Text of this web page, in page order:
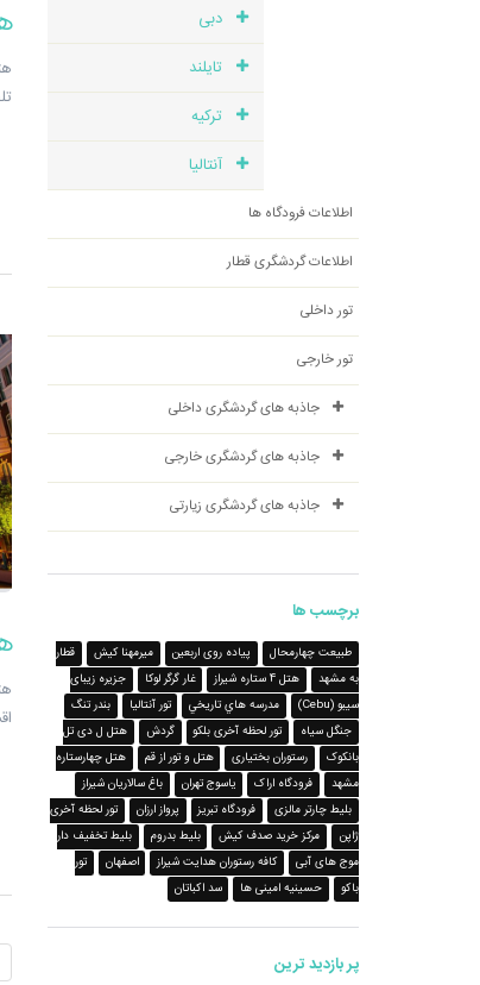
دبی
تایلند
ترکیه
آنتالیا
اطلاعات فرودگاه ها
اطلاعات گردشگری قطار
تور داخلی
تور خارجی
جاذبه های گردشگری داخلی
جاذبه های گردشگری خارجی
جاذبه های گردشگری زیارتی
برچسب ها
طبیعت چهارمحال پیاده روی اربعین میرمهنا کیش
قطار
به مشهد
هتل 4 ستاره شیراز غار گرگر لوکا
جزیره‌ زیبای
سیبو (Cebu)
مدرسه هاي تاريخي تور آنتالیا
بندر تنگ
جنگل سیاه
تور لحظه آخری بلکو گردش
هتل ل دی تل
بانکوک
رستوران بختیاری هتل و تور از قم
هتل چهارستاره
مشهد
فرودگاه اراک یاسوج تهران
باغ سالاریان شیراز
بلیط چارتر مالزی
فرودگاه تبریز پرواز ارزان
تور لحظه آخری
ژاپن
مرکز خرید صدف کیش بلیط بدروم
بلیط تخفیف دار
موج های آبی
کافه رستوران هدایت شیراز اصفهان
تور
باکو
حسینیه امینی ها سد اکباتان
پر بازدید ترین
هتل 5 ستاره